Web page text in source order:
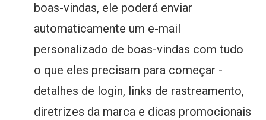
boas-vindas, ele poderá enviar
automaticamente um e-mail
personalizado de boas-vindas com tudo
o que eles precisam para começar -
detalhes de login, links de rastreamento,
diretrizes da marca e dicas promocionais